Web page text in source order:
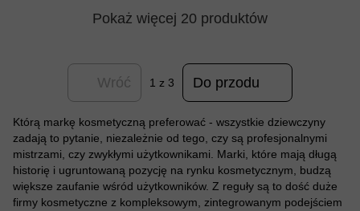
Pokaż więcej 20 produktów
Wróć 1 z 3 Do przodu
Którą markę kosmetyczną preferować - wszystkie dziewczyny
zadają to pytanie, niezależnie od tego, czy są profesjonalnymi
mistrzami, czy zwykłymi użytkownikami. Marki, które mają długą
historię i ugruntowaną pozycję na rynku kosmetycznym, budzą
większe zaufanie wśród użytkowników. Z reguły są to dość duże
firmy kosmetyczne z kompleksowym, zintegrowanym podejściem